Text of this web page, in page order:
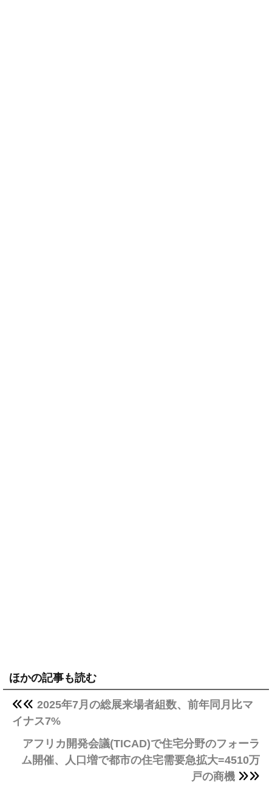
ほかの記事も読む
2025年7月の総展来場者組数、前年同月比マ
イナス7%
アフリカ開発会議(TICAD)で住宅分野のフォーラ
ム開催、人口増で都市の住宅需要急拡大=4510万
戸の商機